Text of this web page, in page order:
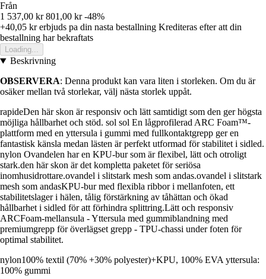
Från
1 537,00 kr 801,00 kr -48%
+40,05 krerbjuds pa din nasta bestallning Krediteras efter att din
bestallning har bekraftats
Loading...
Beskrivning
OBSERVERA: Denna produkt kan vara liten i storleken. Om du är
osäker mellan två storlekar, välj nästa storlek uppåt.
rapideDen här skon är responsiv och lätt samtidigt som den ger högsta
möjliga hållbarhet och stöd. sol sol En lågprofilerad ARC Foam™-
plattform med en yttersula i gummi med fullkontaktgrepp ger en
fantastisk känsla medan lästen är perfekt utformad för stabilitet i sidled.
nylon Ovandelen har en KPU-bur som är flexibel, lätt och otroligt
stark.den här skon är det kompletta paketet för seriösa
inomhusidrottare.ovandel i slitstark mesh som andas.ovandel i slitstark
mesh som andasKPU-bur med flexibla ribbor i mellanfoten, ett
stabilitetslager i hälen, tålig förstärkning av tåhättan och ökad
hållbarhet i sidled för att förhindra splittring.Lätt och responsiv
ARCFoam-mellansula - Yttersula med gummiblandning med
premiumgrepp för överlägset grepp - TPU-chassi under foten för
optimal stabilitet.
nylon100% textil (70% +30% polyester)+KPU, 100% EVA yttersula:
100% gummi